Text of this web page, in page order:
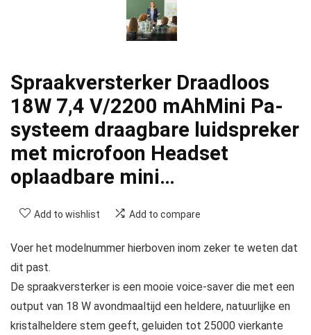
Spraakversterker Draadloos
18W 7,4 V/2200 mAhMini Pa-
systeem draagbare luidspreker
met microfoon Headset
oplaadbare mini…
Add to wishlist Add to compare
Voer het modelnummer hierboven inom zeker te weten dat
dit past.
De spraakversterker is een mooie voice-saver die met een
output van 18 W avondmaaltijd een heldere, natuurlijke en
kristalheldere stem geeft, geluiden tot 25000 vierkante